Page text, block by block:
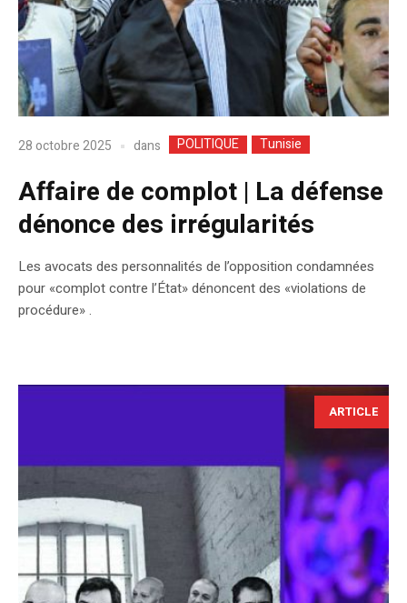
28 octobre 2025 dans POLITIQUE Tunisie
Affaire de complot | La défense
dénonce des irrégularités
Les avocats des personnalités de l’opposition condamnées
pour «complot contre l’État» dénoncent des «violations de
procédure» .
ARTICLE